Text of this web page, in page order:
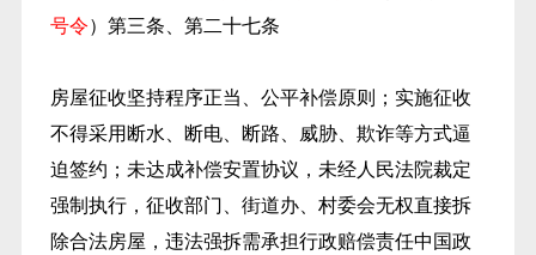
号令）第三条、第二十七条
房屋征收坚持程序正当、公平补偿原则；实施征收
不得采用断水、断电、断路、威胁、欺诈等方式逼
迫签约；未达成补偿安置协议，未经人民法院裁定
强制执行，征收部门、街道办、村委会无权直接拆
除合法房屋，违法强拆需承担行政赔偿责任中国政